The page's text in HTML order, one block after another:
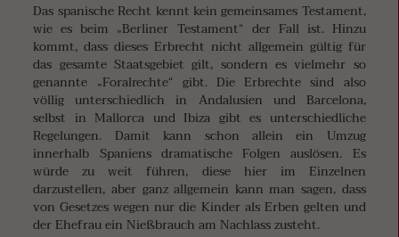
Das spanische Recht kennt kein gemeinsames Testament,
wie es beim „Berliner Testament“ der Fall ist. Hinzu
kommt, dass dieses Erbrecht nicht allgemein gültig für
das gesamte Staatsgebiet gilt, sondern es vielmehr so
genannte „Foralrechte“ gibt. Die Erbrechte sind also
völlig unterschiedlich in Andalusien und Barcelona,
selbst in Mallorca und Ibiza gibt es unterschiedliche
Regelungen. Damit kann schon allein ein Umzug
innerhalb Spaniens dramatische Folgen auslösen. Es
würde zu weit führen, diese hier im Einzelnen
darzustellen, aber ganz allgemein kann man sagen, dass
von Gesetzes wegen nur die Kinder als Erben gelten und
der Ehefrau ein Nießbrauch am Nachlass zusteht.